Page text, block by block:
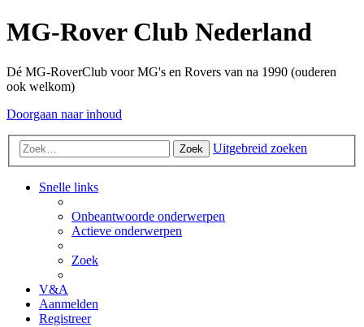
MG-Rover Club Nederland
Dé MG-RoverClub voor MG's en Rovers van na 1990 (ouderen
ook welkom)
Doorgaan naar inhoud
Zoek Uitgebreid zoeken
Snelle links
Onbeantwoorde onderwerpen
Actieve onderwerpen
Zoek
V&A
Aanmelden
Registreer